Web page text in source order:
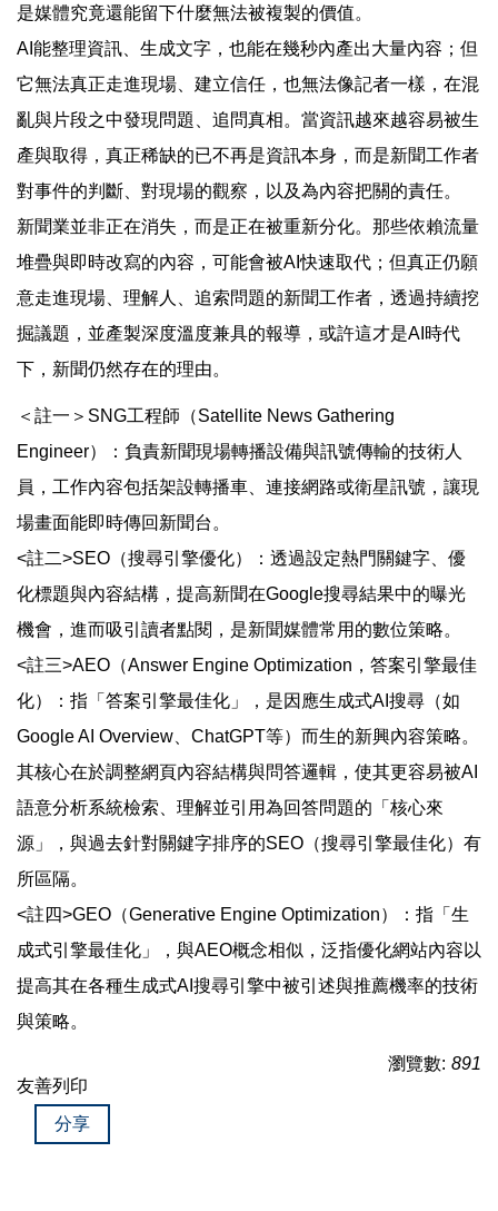
是媒體究竟還能留下什麼無法被複製的價值。
AI能整理資訊、生成文字，也能在幾秒內產出大量內容；但
它無法真正走進現場、建立信任，也無法像記者一樣，在混
亂與片段之中發現問題、追問真相。當資訊越來越容易被生
產與取得，真正稀缺的已不再是資訊本身，而是新聞工作者
對事件的判斷、對現場的觀察，以及為內容把關的責任。
新聞業並非正在消失，而是正在被重新分化。那些依賴流量
堆疊與即時改寫的內容，可能會被AI快速取代；但真正仍願
意走進現場、理解人、追索問題的新聞工作者，透過持續挖
掘議題，並產製深度溫度兼具的報導，或許這才是AI時代
下，新聞仍然存在的理由。
＜註一＞SNG工程師（Satellite News Gathering
Engineer）：負責新聞現場轉播設備與訊號傳輸的技術人
員，工作內容包括架設轉播車、連接網路或衛星訊號，讓現
場畫面能即時傳回新聞台。
<註二>SEO（搜尋引擎優化）：透過設定熱門關鍵字、優
化標題與內容結構，提高新聞在Google搜尋結果中的曝光
機會，進而吸引讀者點閱，是新聞媒體常用的數位策略。
<註三>AEO（Answer Engine Optimization，答案引擎最佳
化）：指「答案引擎最佳化」，是因應生成式AI搜尋（如
Google AI Overview、ChatGPT等）而生的新興內容策略。
其核心在於調整網頁內容結構與問答邏輯，使其更容易被AI
語意分析系統檢索、理解並引用為回答問題的「核心來
源」，與過去針對關鍵字排序的SEO（搜尋引擎最佳化）有
所區隔。
<註四>GEO（Generative Engine Optimization）：指「生
成式引擎最佳化」，與AEO概念相似，泛指優化網站內容以
提高其在各種生成式AI搜尋引擎中被引述與推薦機率的技術
與策略。
瀏覽數: 891
友善列印
分享